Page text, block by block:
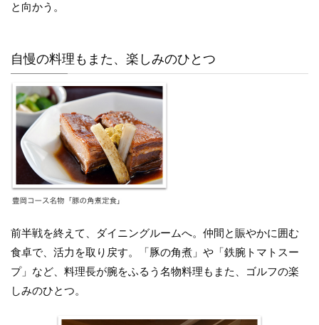
と向かう。
自慢の料理もまた、楽しみのひとつ
前半戦を終えて、ダイニングルームへ。仲間と賑やかに囲む
食卓で、活力を取り戻す。「豚の角煮」や「鉄腕トマトスー
プ」など、料理長が腕をふるう名物料理もまた、ゴルフの楽
しみのひとつ。